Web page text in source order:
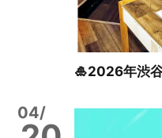
🎍2026年渋
04/